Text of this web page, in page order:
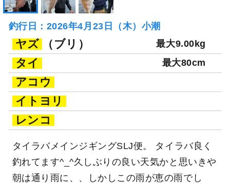
釣行日：2026年4月23日（木）小潮
ヤズ （ブリ） 最大9.00kg
タイ 最大80cm
アコウ
イトヨリ
レンコ
タイラバメインジギングSLJ便。 タイラバ良く
釣れてます^_^久しぶりの良い天気かと思いきや
朝は通り雨に、、しかしこの雨が恵の雨でし